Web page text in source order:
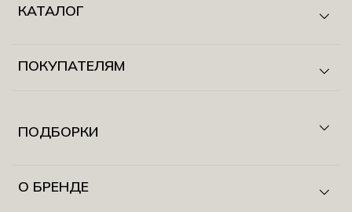
КАТАЛОГ
ПОКУПАТЕЛЯМ
ПОДБОРКИ
О БРЕНДЕ